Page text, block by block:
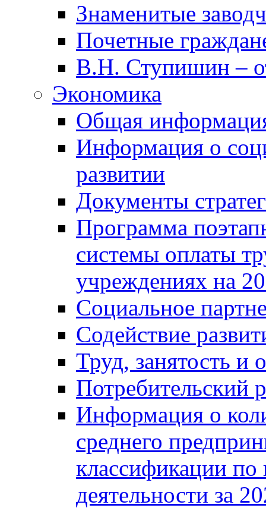
Знаменитые
Почетные
В.Н. Ступишин –
Экономика
Общая
Информация о
развитии
Документы
Программа
системы оплаты
учреждениях на
Социальное
Содействие
Труд, занятость и
Потребительский
Информация о
среднего
классификации
деятельности за